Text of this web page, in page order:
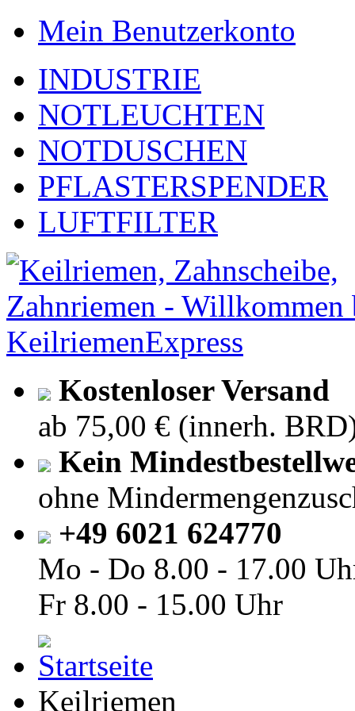
Mein Benutzerkonto
INDUSTRIE
NOTLEUCHTEN
NOTDUSCHEN
PFLASTERSPENDER
LUFTFILTER
Kostenloser Versand
ab 75,00 € (innerh.
Kein
ohne
+49 6021 624770
Mo - Do 8.00 - 17.00
Fr 8.00 - 15.00 Uhr
Keilriemen